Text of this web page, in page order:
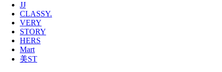
JJ
CLASSY.
VERY
STORY
HERS
Mart
美ST